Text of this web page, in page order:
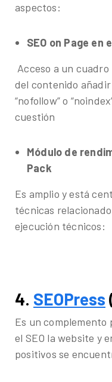
aspectos:
SEO on Page en
Acceso a un
del contenido
“nofollow” o
cuestión
Módulo de
Pack
Es amplio y está
técnicas
ejecución técnicos:
4. SEOPress
Es un complemento
el SEO la website y
positivos se